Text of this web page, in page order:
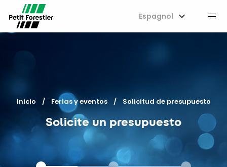
Espagnol
Inicio Ferias y eventos Current:
Solicitud de presupuesto
Solicite un presupuesto